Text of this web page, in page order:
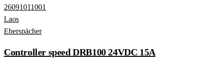
26091011001
Laos
Eberspächer
Controller speed DRB100 24VDC 15A